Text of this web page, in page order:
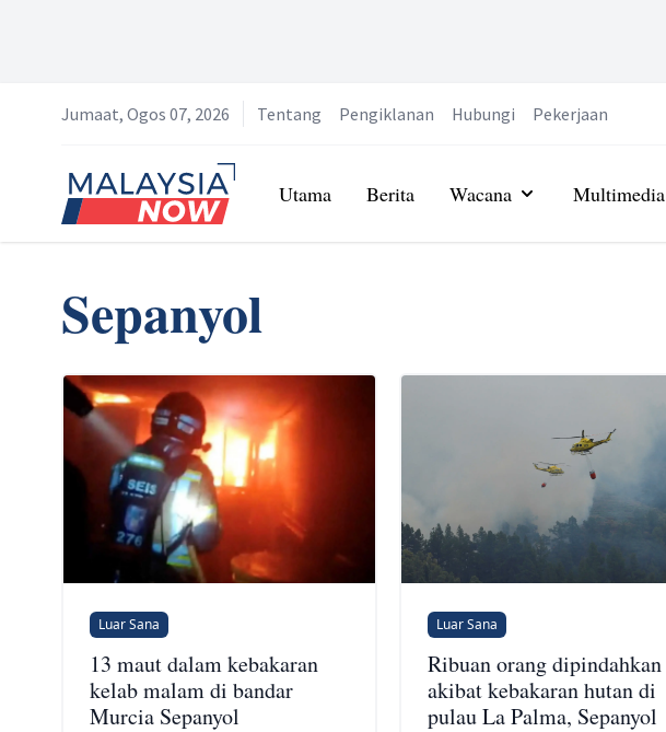
Jumaat, Ogos 07, 2026 Tentang Pengiklanan Hubungi Pekerjaan
Home
Utama Berita Wacana Multimedia
Sepanyol
Luar Sana
13 maut dalam kebakaran
kelab malam di bandar
Murcia Sepanyol
Luar Sana
Ribuan orang dipindahkan
akibat kebakaran hutan di
pulau La Palma, Sepanyol